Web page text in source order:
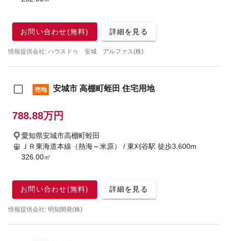
お問い合わせ(無料) 詳細を見る
情報提供会社: ハウスドゥ 安城 アルファス(株)
売地 安城市 高棚町蛭田 住宅用地
788.88万円
愛知県安城市高棚町蛭田
ＪＲ東海道本線（熱海～米原） / 東刈谷駅 徒歩3,600m
326.00㎡
お問い合わせ(無料) 詳細を見る
情報提供会社: 明知開発(株)